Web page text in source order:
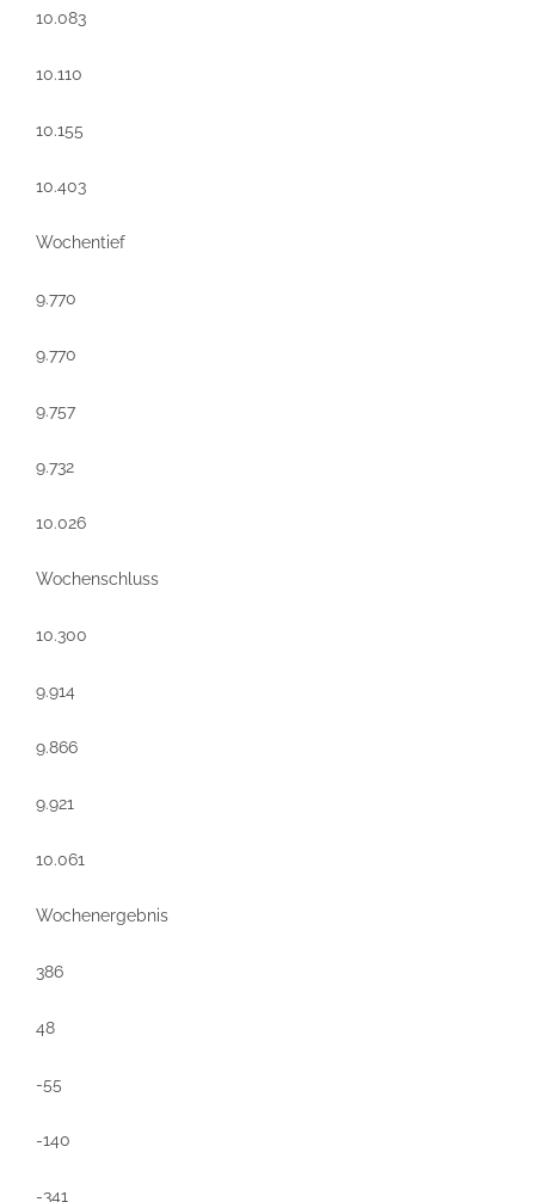
10.083
10.110
10.155
10.403
Wochentief
9.770
9.770
9.757
9.732
10.026
Wochenschluss
10.300
9.914
9.866
9.921
10.061
Wochenergebnis
386
48
-55
-140
-341